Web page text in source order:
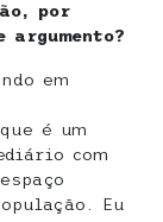
por
argumento?
em
é um
com
Eu